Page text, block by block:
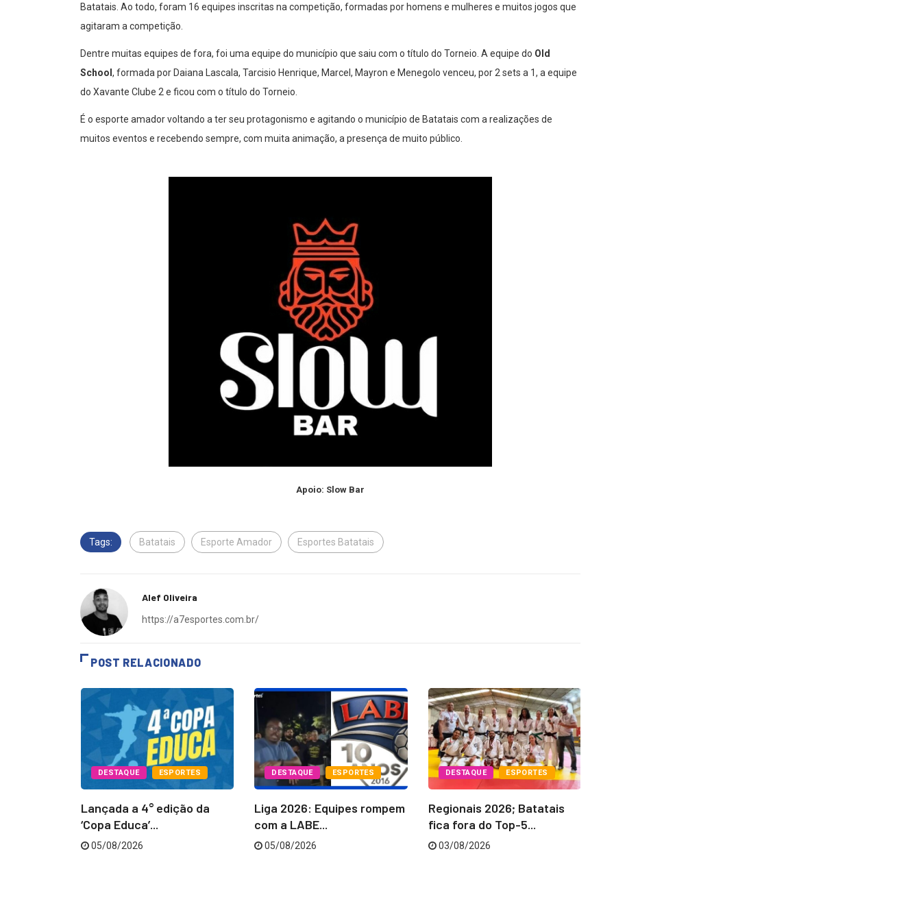
Batatais. Ao todo, foram 16 equipes inscritas na competição, formadas por homens e mulheres e muitos jogos que
agitaram a competição.
Dentre muitas equipes de fora, foi uma equipe do município que saiu com o título do Torneio. A equipe do Old
School , formada por Daiana Lascala, Tarcisio Henrique, Marcel, Mayron e Menegolo venceu, por 2 sets a 1, a equipe
do Xavante Clube 2 e ficou com o título do Torneio.
É o esporte amador voltando a ter seu protagonismo e agitando o município de Batatais com a realizações de
muitos eventos e recebendo sempre, com muita animação, a presença de muito público.
Apoio: Slow Bar
Tags: Batatais Esporte Amador Esportes Batatais
Alef Oliveira
https://a7esportes.com.br/
POST RELACIONADO
DESTAQUE ESPORTES
Lançada a 4° edição da
‘Copa Educa’...
05/08/2026
DESTAQUE ESPORTES
Liga 2026: Equipes rompem
com a LABE...
05/08/2026
DESTAQUE ESPORTES
Regionais 2026; Batatais
fica fora do Top-5...
03/08/2026